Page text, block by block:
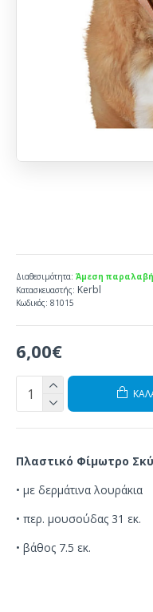
6,00€
Διαθεσιμότητα: Άμεση
Κατασκευαστής: Kerbl
Κωδικός: 81015
Πλαστικό Φίμωτρο
• με δερμάτινα λουράκια
• περ. μουσούδας 31 εκ.
• βάθος 7.5 εκ.